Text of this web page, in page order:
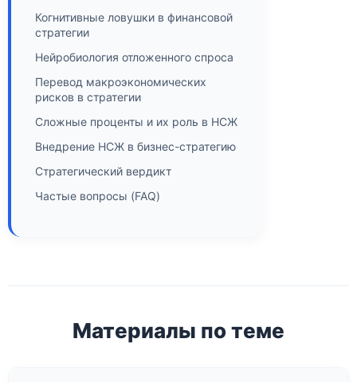
Когнитивные ловушки в финансовой
стратегии
Нейробиология отложенного спроса
Перевод макроэкономических
рисков в стратегии
Сложные проценты и их роль в НСЖ
Внедрение НСЖ в бизнес-стратегию
Стратегический вердикт
Частые вопросы (FAQ)
Материалы по теме